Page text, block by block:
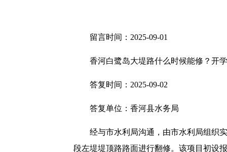
留言时间：2025-09-01
香河白鹭岛大堤路什么时候能修？开学
答复时间：2025-09-02
答复单位：香河县水务局
经与市水利局沟通，由市水利局组织实
段左堤堤顶路路面进行翻修。该项目初设